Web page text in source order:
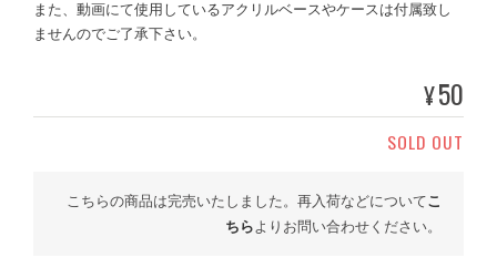
また、動画にて使用しているアクリルベースやケースは付属致し
ませんのでご了承下さい。
¥50
SOLD OUT
こちらの商品は完売いたしました。再入荷などについてこ
ちらよりお問い合わせください。